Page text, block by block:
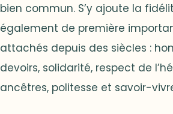
bien commun. S’y ajoute la
également de première
attachés depuis des siècles :
devoirs, solidarité, respect de
ancêtres, politesse et savoir-